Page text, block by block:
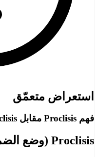
استعراض متعمّق
فهم Proclisis مقابل Enclisis
Proclisis (وضع الضمير قبل الفعل):